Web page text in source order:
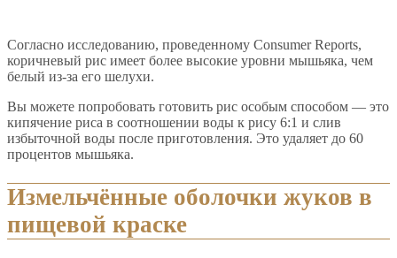
Согласно исследованию, проведенному Consumer Reports,
коричневый рис имеет более высокие уровни мышьяка, чем
белый из-за его шелухи.
Вы можете попробовать готовить рис особым способом — это
кипячение риса в соотношении воды к рису 6:1 и слив
избыточной воды после приготовления. Это удаляет до 60
процентов мышьяка.
Измельчённые оболочки жуков в
пищевой краске